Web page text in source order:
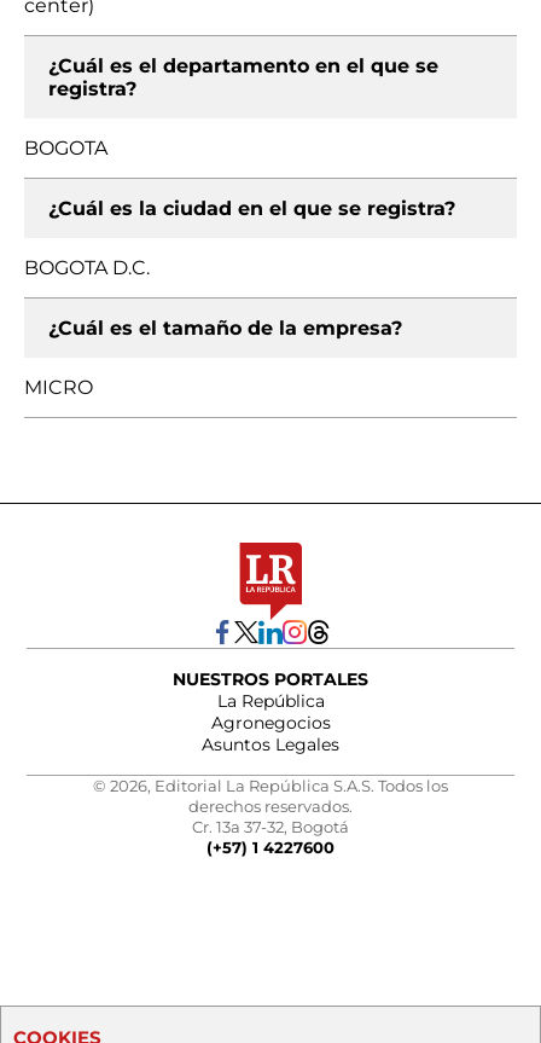
center)
¿Cuál es el departamento en el que se
registra?
BOGOTA
¿Cuál es la ciudad en el que se registra?
BOGOTA D.C.
¿Cuál es el tamaño de la empresa?
MICRO
NUESTROS PORTALES
La República
Agronegocios
Asuntos Legales
© 2026, Editorial La República S.A.S. Todos los
derechos reservados.
Cr. 13a 37-32, Bogotá
(+57) 1 4227600
COOKIES